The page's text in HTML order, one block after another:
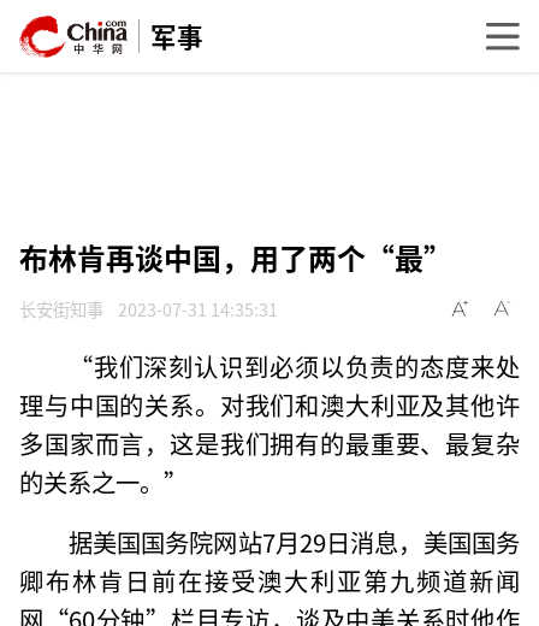
军事
布林肯再谈中国，用了两个“最”
长安街知事 2023-07-31 14:35:31
“我们深刻认识到必须以负责的态度来处
理与中国的关系。对我们和澳大利亚及其他许
多国家而言，这是我们拥有的最重要、最复杂
的关系之一。”
据美国国务院网站7月29日消息，美国国务
卿布林肯日前在接受澳大利亚第九频道新闻
网“60分钟”栏目专访，谈及中美关系时他作